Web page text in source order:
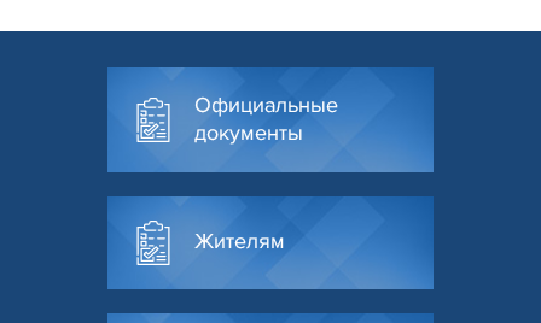
Официальные
документы
Жителям